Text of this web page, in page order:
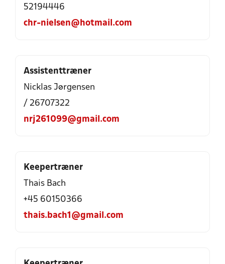
52194446
chr-nielsen@hotmail.com
Assistenttræner
Nicklas Jørgensen
/ 26707322
nrj261099@gmail.com
Keepertræner
Thais Bach
+45 60150366
thais.bach1@gmail.com